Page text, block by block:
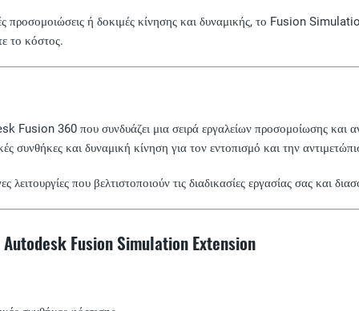
προσομοιώσεις ή δοκιμές κίνησης και δυναμικής, το Fusion
το κόστος.
Fusion 360 που συνδυάζει μια σειρά εργαλείων προσομοίωσης και
συνθήκες και δυναμική κίνηση για τον εντοπισμό και την
που βελτιστοποιούν τις διαδικασίες εργασίας σας και
Fusion Simulation Extension